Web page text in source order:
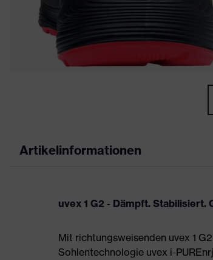
Artikelinformationen
uvex 1 G2 - Dämpft. Stabilisiert.
Mit richtungsweisenden uvex 1
Sohlentechnologie uvex i-